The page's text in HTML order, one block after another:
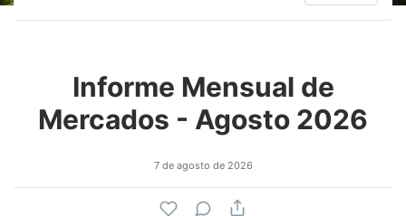
Informe Mensual de
Mercados - Agosto 2026
7 de agosto de 2026